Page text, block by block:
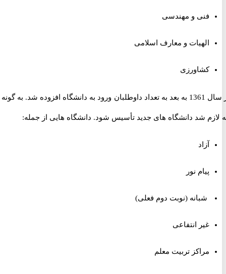
فنی و مهندسی
الهیات و معارف اسلامی
کشاورزی
از سال 1361 به بعد به تعداد داوطلبان ورود به دانشگاه افزوده شد. به گونه ای
شد دانشگاه های جدید تأسیس شود. دانشگاه هایی از جمله:
آزاد
پیام نور
شبانه (نوبت دوم فعلی)
غیر انتفاعی
مراکز تربیت معلم